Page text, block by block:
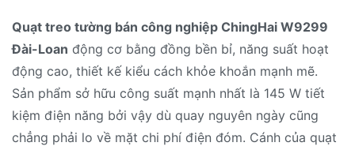
Quạt treo tường bán công nghiệp ChingHai W9299
Đài-Loan động cơ bằng đồng bền bỉ, năng suất hoạt
động cao, thiết kế kiểu cách khỏe khoắn mạnh mẽ.
Sản phẩm sở hữu công suất mạnh nhất là 145 W tiết
kiệm điện năng bởi vậy dù quay nguyên ngày cũng
chẳng phải lo về mặt chi phí điện đóm. Cánh của quạt